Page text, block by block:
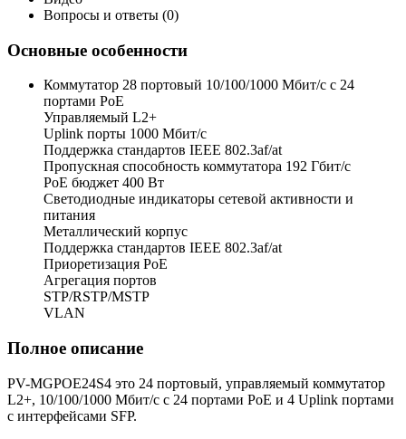
Вопросы и ответы (0)
Основные особенности
Коммутатор 28 портовый 10/100/1000 Мбит/с с 24
портами РоЕ
Управляемый L2+
Uplink порты 1000 Мбит/с
Поддержка стандартов IEEE 802.3af/at
Пропускная способность коммутатора 192 Гбит/с
PoE бюджет 400 Вт
Светодиодные индикаторы сетевой активности и
питания
Металлический корпус
Поддержка стандартов IEEE 802.3af/at
Приоретизация PoE
Агрегация портов
STP/RSTP/MSTP
VLAN
Полное описание
PV-MGPOE24S4 это 24 портовый, управляемый коммутатор
L2+, 10/100/1000 Мбит/с с 24 портами PoE и 4 Uplink портами
с интерфейсами SFP.